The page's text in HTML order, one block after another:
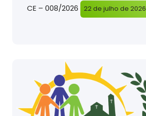
CE – 008/2026 22 de julho de 2026